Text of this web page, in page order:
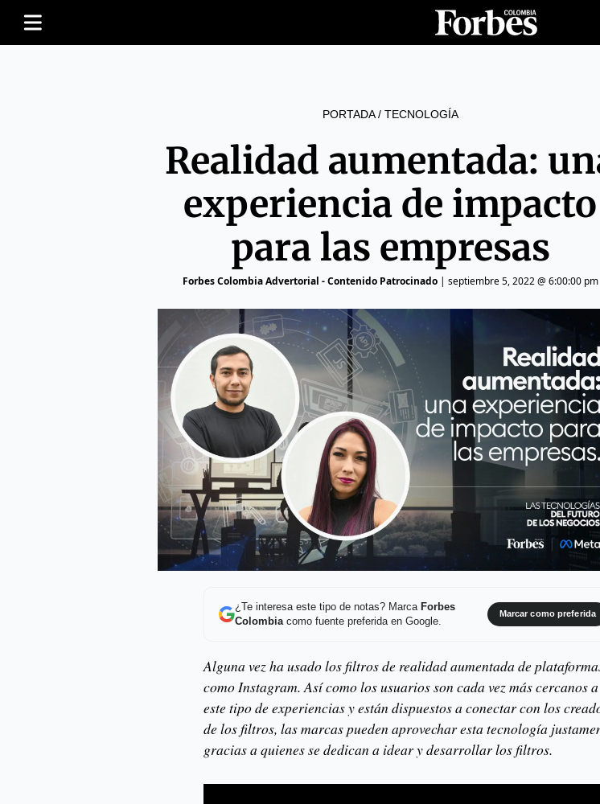
PORTADA/ TECNOLOGÍA
Realidad aumentada:
experiencia de impacto
para las empresas
Forbes Colombia Advertorial - Contenido Patrocinado| septiembre 5, 2022 @ 6:00:00 pm
¿Te interesa este tipo de notas? Marca Forbes
Colombiacomo fuente preferida en Google.
Marcar como preferida
Alguna vez ha usado los filtros de realidad aumentada de
como Instagram. Así como los usuarios son cada vez más cercanos a
este tipo de experiencias y están dispuestos a conectar con los
de los filtros, las marcas pueden aprovechar esta tecnología
gracias a quienes se dedican a idear y desarrollar los filtros.